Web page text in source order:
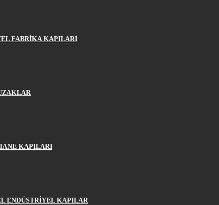
FABRİKA KAPILARI
KAPILARI
ENDÜSTRİYEL KAPILAR